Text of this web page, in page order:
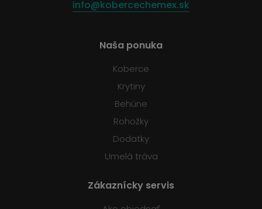
info@kobercechemex.sk
Naša ponuka
Koberce
Krytiny
Behúne
Rohožky
Dodatky
Umelá tráva
Zákaznícky servis